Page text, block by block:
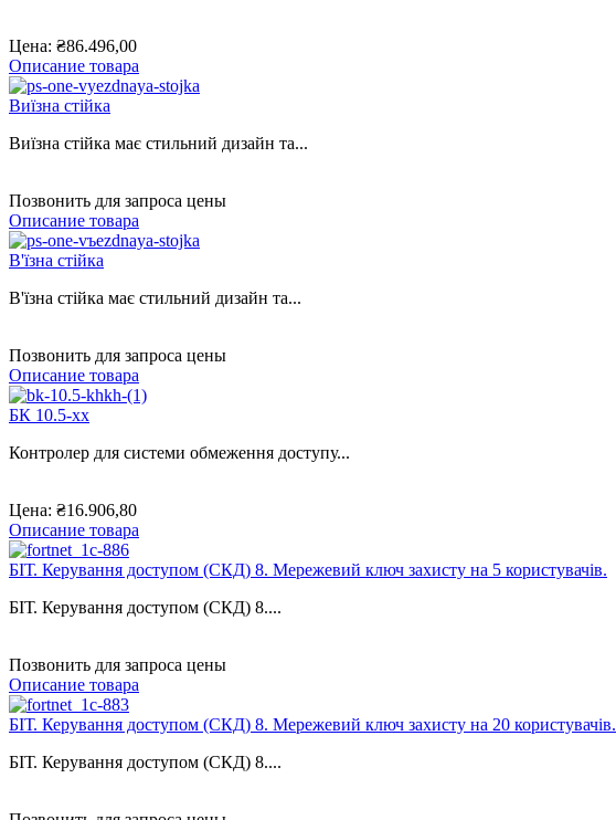
Цена: ₴86.496,00
Описание товара
Виїзна стійка
Виїзна стійка має стильний дизайн та...
Позвонить для запроса цены
Описание товара
В'їзна стійка
В'їзна стійка має стильний дизайн та...
Позвонить для запроса цены
Описание товара
БК 10.5-хх
Контролер для системи обмеження доступу...
Цена: ₴16.906,80
Описание товара
БІТ. Керування доступом (СКД) 8. Мережевий ключ захисту на 5 користувачів.
БІТ. Керування доступом (СКД) 8....
Позвонить для запроса цены
Описание товара
БІТ. Керування доступом (СКД) 8. Мережевий ключ захисту на 20 користувачів.
БІТ. Керування доступом (СКД) 8....